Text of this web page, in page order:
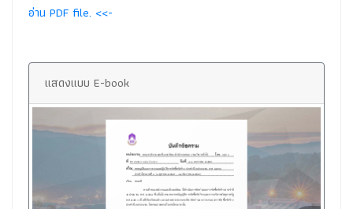
อ่าน PDF file. <<-
แสดงแบบ E-book